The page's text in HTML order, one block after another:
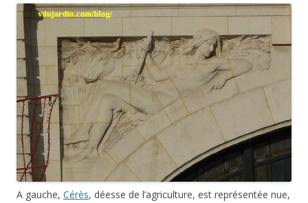
A gauche, Cérès, déesse de l’agriculture, est représentée nue,